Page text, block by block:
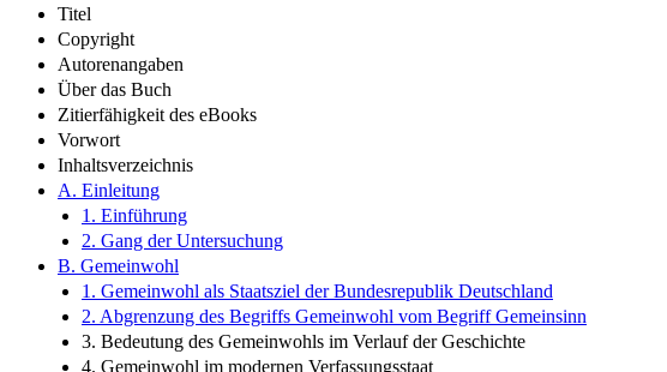
Titel
Copyright
Autorenangaben
Über das Buch
Zitierfähigkeit des eBooks
Vorwort
Inhaltsverzeichnis
A. Einleitung
1. Einführung
2. Gang der Untersuchung
B. Gemeinwohl
1. Gemeinwohl als Staatsziel der Bundesrepublik Deutschland
2. Abgrenzung des Begriffs Gemeinwohl vom Begriff Gemeinsinn
3. Bedeutung des Gemeinwohls im Verlauf der Geschichte
4. Gemeinwohl im modernen Verfassungsstaat